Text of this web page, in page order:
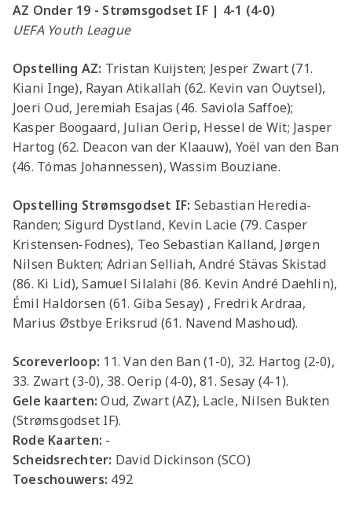
AZ Onder 19 - Strømsgodset IF | 4-1 (4-0)
UEFA Youth League
Opstelling AZ: Tristan Kuijsten; Jesper Zwart (71.
Kiani Inge), Rayan Atikallah (62. Kevin van Ouytsel),
Joeri Oud, Jeremiah Esajas (46. Saviola Saffoe);
Kasper Boogaard, Julian Oerip, Hessel de Wit; Jasper
Hartog (62. Deacon van der Klaauw), Yoël van den Ban
(46. Tómas Johannessen), Wassim Bouziane.
Opstelling Strømsgodset IF: Sebastian Heredia-
Randen; Sigurd Dystland, Kevin Lacie (79. Casper
Kristensen-Fodnes), Teo Sebastian Kalland, Jørgen
Nilsen Bukten; Adrian Selliah, André Stävas Skistad
(86. Ki Lid), Samuel Silalahi (86. Kevin André Daehlin),
Émil Haldorsen (61. Giba Sesay) , Fredrik Ardraa,
Marius Østbye Eriksrud (61. Navend Mashoud).
Scoreverloop: 11. Van den Ban (1-0), 32. Hartog (2-0),
33. Zwart (3-0), 38. Oerip (4-0), 81. Sesay (4-1).
Gele kaarten: Oud, Zwart (AZ), Lacle, Nilsen Bukten
(Strømsgodset IF).
Rode Kaarten: -
Scheidsrechter: David Dickinson (SCO)
Toeschouwers: 492